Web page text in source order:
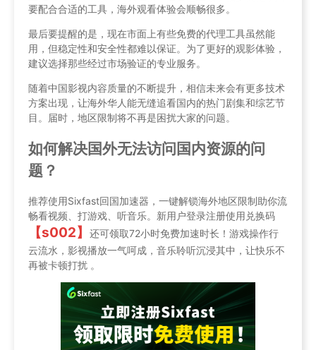
要配合合适的工具，海外观看体验会顺畅很多。
最后要提醒的是，现在市面上有些免费的代理工具虽然能
用，但稳定性和安全性都难以保证。为了更好的观影体验，
建议选择那些经过市场验证的专业服务。
随着中国影视内容质量的不断提升，相信未来会有更多技术
方案出现，让海外华人能无缝追看国内的热门剧集和综艺节
目。届时，地区限制将不再是困扰大家的问题。
如何解决国外无法访问国内资源的问
题？
推荐使用Sixfast回国加速器，一键解锁海外地区限制助你流
畅看视频、打游戏、听音乐。新用户登录注册使用兑换码
【s002】
还可领取72小时免费加速时长！游戏操作行
云流水，影视播放一气呵成，音乐聆听沉浸其中，让快乐不
再被卡顿打扰 。